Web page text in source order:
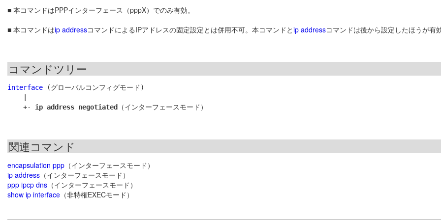
■ 本コマンドはPPPインターフェース（pppX）でのみ有効。
■ 本コマンドはip addressコマンドによるIPアドレスの固定設定とは併用不可。本コマンドとip addressコマンドは後から設定したほうが有
コマンドツリー
interface (グローバルコンフィグモード)
    +-
ip address negotiated
関連コマンド
encapsulation ppp （インターフェースモード）
ip address （インターフェースモード）
ppp ipcp dns （インターフェースモード）
show ip interface （非特権EXECモード）